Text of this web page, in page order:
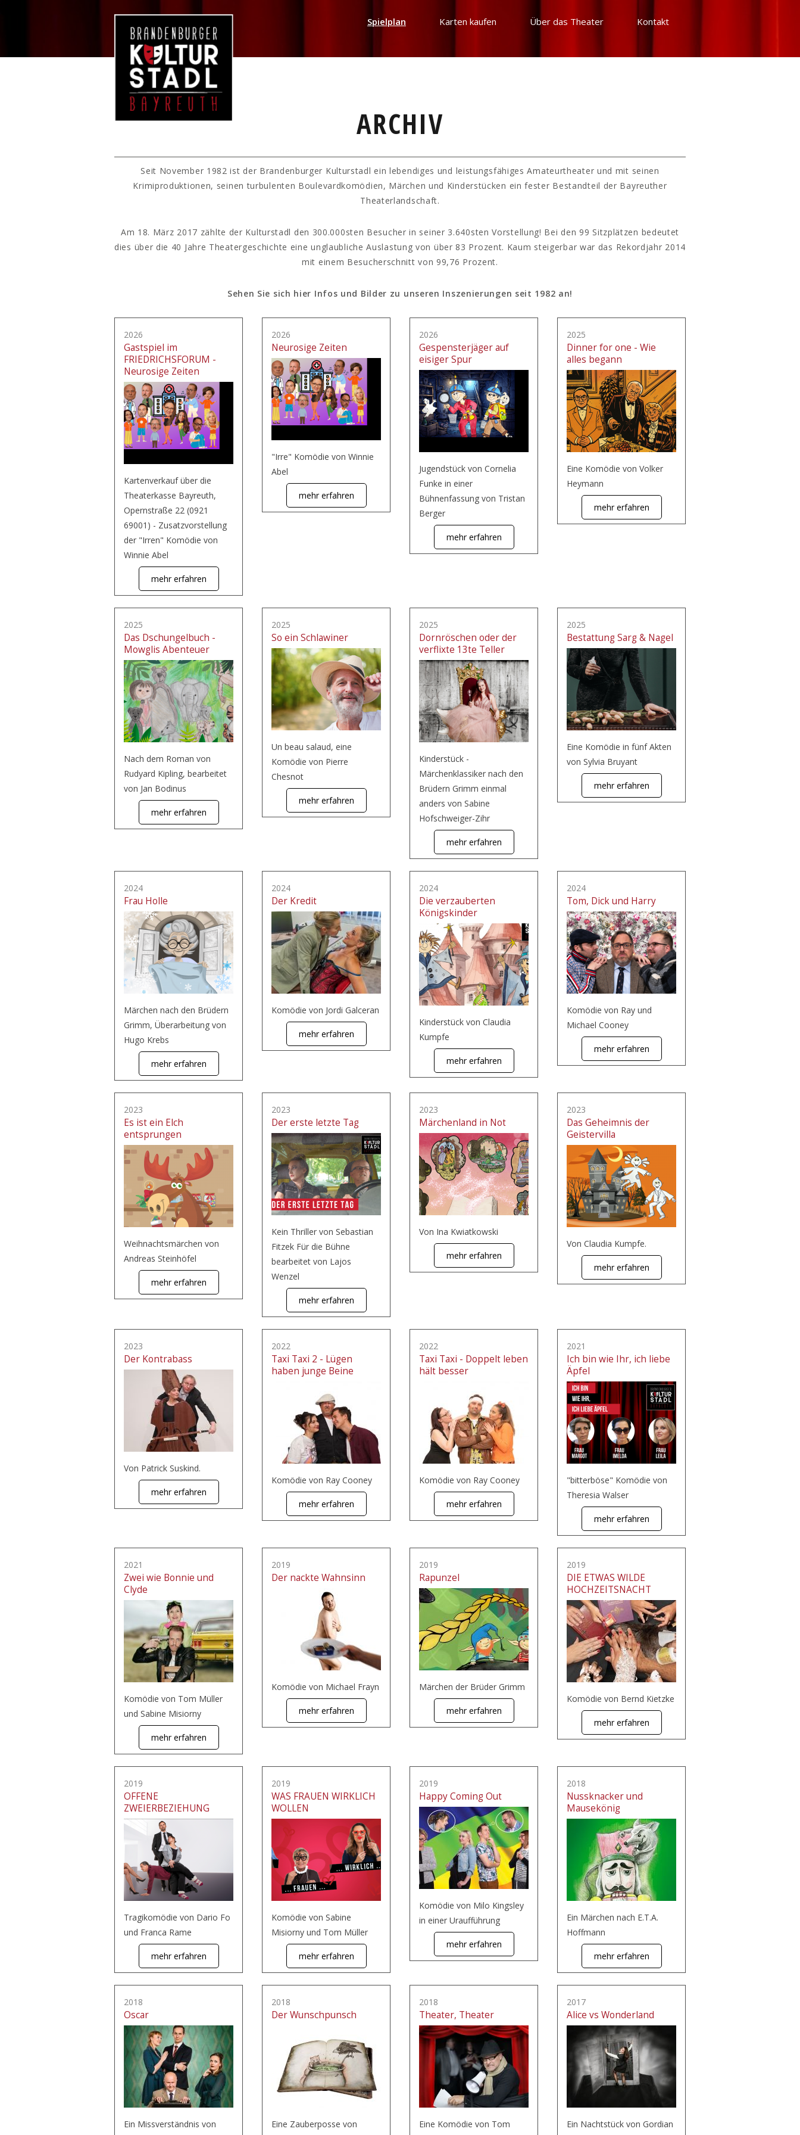
Spielplan Karten kaufen Über das Theater Kontakt
ARCHIV
Seit November 1982 ist der Brandenburger Kulturstadl ein lebendiges und leistungsfähiges Amateurtheater und mit seinen
Krimiproduktionen, seinen turbulenten Boulevardkomödien, Märchen und Kinderstücken ein fester Bestandteil der Bayreuther
Theaterlandschaft.
Am 18. März 2017 zählte der Kulturstadl den 300.000sten Besucher in seiner 3.640sten Vorstellung! Bei den 99 Sitzplätzen bedeutet
dies über die 40 Jahre Theatergeschichte eine unglaubliche Auslastung von über 83 Prozent. Kaum steigerbar war das Rekordjahr 2014
mit einem Besucherschnitt von 99,76 Prozent.
Sehen Sie sich hier Infos und Bilder zu unseren Inszenierungen seit 1982 an!
2026
Gastspiel im
FRIEDRICHSFORUM -
Neurosige Zeiten
Kartenverkauf über die
Theaterkasse Bayreuth,
Opernstraße 22 (0921
69001) - Zusatzvorstellung
der "Irren" Komödie von
Winnie Abel
mehr erfahren
2026
Neurosige Zeiten
"Irre" Komödie von Winnie
Abel
mehr erfahren
2026
Gespensterjäger auf
eisiger Spur
Jugendstück von Cornelia
Funke in einer
Bühnenfassung von Tristan
Berger
mehr erfahren
2025
Dinner for one - Wie
alles begann
Eine Komödie von Volker
Heymann
mehr erfahren
2025
Das Dschungelbuch -
Mowglis Abenteuer
Nach dem Roman von
Rudyard Kipling, bearbeitet
von Jan Bodinus
mehr erfahren
2025
So ein Schlawiner
Un beau salaud, eine
Komödie von Pierre
Chesnot
mehr erfahren
2025
Dornröschen oder der
verflixte 13te Teller
Kinderstück -
Märchenklassiker nach den
Brüdern Grimm einmal
anders von Sabine
Hofschweiger-Zihr
mehr erfahren
2025
Bestattung Sarg & Nagel
Eine Komödie in fünf Akten
von Sylvia Bruyant
mehr erfahren
2024
Frau Holle
Märchen nach den Brüdern
Grimm, Überarbeitung von
Hugo Krebs
mehr erfahren
2024
Der Kredit
Komödie von Jordi Galceran
mehr erfahren
2024
Die verzauberten
Königskinder
Kinderstück von Claudia
Kumpfe
mehr erfahren
2024
Tom, Dick und Harry
Komödie von Ray und
Michael Cooney
mehr erfahren
2023
Es ist ein Elch
entsprungen
Weihnachtsmärchen von
Andreas Steinhöfel
mehr erfahren
2023
Der erste letzte Tag
Kein Thriller von Sebastian
Fitzek Für die Bühne
bearbeitet von Lajos
Wenzel
mehr erfahren
2023
Märchenland in Not
Von Ina Kwiatkowski
mehr erfahren
2023
Das Geheimnis der
Geistervilla
Von Claudia Kumpfe.
mehr erfahren
2023
Der Kontrabass
Von Patrick Suskind.
mehr erfahren
2022
Taxi Taxi 2 - Lügen
haben junge Beine
Komödie von Ray Cooney
mehr erfahren
2022
Taxi Taxi - Doppelt leben
hält besser
Komödie von Ray Cooney
mehr erfahren
2021
Ich bin wie Ihr, ich liebe
Äpfel
"bitterböse" Komödie von
Theresia Walser
mehr erfahren
2021
Zwei wie Bonnie und
Clyde
Komödie von Tom Müller
und Sabine Misiorny
mehr erfahren
2019
Der nackte Wahnsinn
Komödie von Michael Frayn
mehr erfahren
2019
Rapunzel
Märchen der Brüder Grimm
mehr erfahren
2019
DIE ETWAS WILDE
HOCHZEITSNACHT
Komödie von Bernd Kietzke
mehr erfahren
2019
OFFENE
ZWEIERBEZIEHUNG
Tragikomödie von Dario Fo
und Franca Rame
mehr erfahren
2019
WAS FRAUEN WIRKLICH
WOLLEN
Komödie von Sabine
Misiorny und Tom Müller
mehr erfahren
2019
Happy Coming Out
Komödie von Milo Kingsley
in einer Uraufführung
mehr erfahren
2018
Nussknacker und
Mausekönig
Ein Märchen nach E.T.A.
Hoffmann
mehr erfahren
2018
Oscar
Ein Missverständnis von
2018
Der Wunschpunsch
Eine Zauberposse von
2018
Theater, Theater
Eine Komödie von Tom
2017
Alice vs Wonderland
Ein Nachtstück von Gordian